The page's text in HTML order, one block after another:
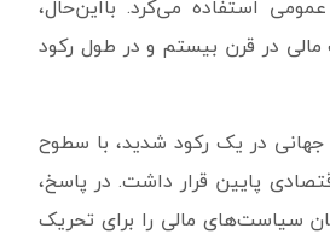
استفاده می‌کرد. بااین‌حال،
در قرن بیستم و در طول رکود
اقتصاد جهانی در یک رکود شدید، با سطوح
پایین قرار داشت. در پاسخ،
سیاست‌های مالی را برای تحریک